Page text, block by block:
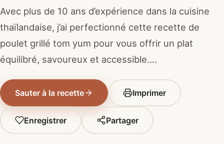
Avec plus de 10 ans d’expérience dans la cuisine
thaïlandaise, j’ai perfectionné cette recette de
poulet grillé tom yum pour vous offrir un plat
équilibré, savoureux et accessible.…
Sauter à la recette Imprimer
Enregistrer Partager